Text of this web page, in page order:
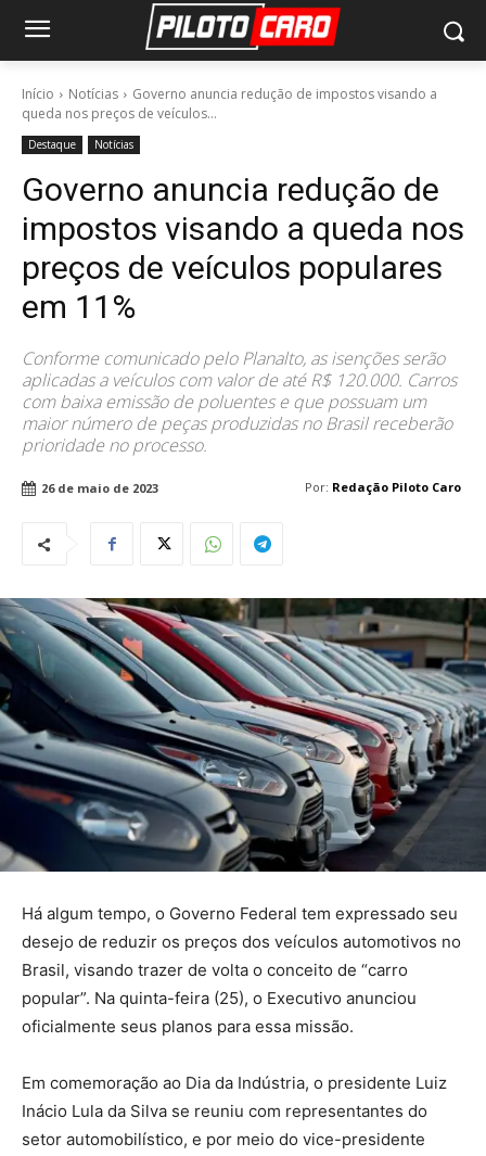
Início Notícias
Governo anuncia redução de impostos visando a
queda nos preços de veículos...
Destaque Notícias
Governo anuncia redução de
impostos visando a queda nos
preços de veículos populares
em 11%
Conforme comunicado pelo Planalto, as isenções serão
aplicadas a veículos com valor de até R$ 120.000. Carros
com baixa emissão de poluentes e que possuam um
maior número de peças produzidas no Brasil receberão
prioridade no processo.
Por: Redação Piloto Caro
26 de maio de 2023
Há algum tempo, o Governo Federal tem expressado seu
desejo de reduzir os preços dos veículos automotivos no
Brasil, visando trazer de volta o conceito de “carro
popular”. Na quinta-feira (25), o Executivo anunciou
oficialmente seus planos para essa missão.
Em comemoração ao Dia da Indústria, o presidente Luiz
Inácio Lula da Silva se reuniu com representantes do
setor automobilístico, e por meio do vice-presidente